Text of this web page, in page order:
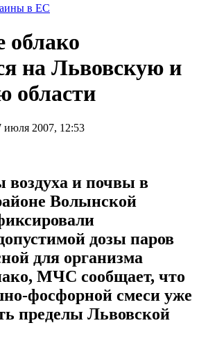
в ЕС
облако
на Львовскую и
области
июля 2007, 12:53
и почвы в
Волынской
дозы паров
для организма
МЧС сообщает, что
фосфорной смеси уже
пределы Львовской